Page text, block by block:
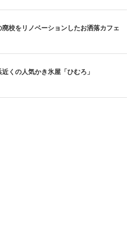
廃校をリノベーションしたお洒落カフェ
近くの人気かき氷屋「ひむろ」